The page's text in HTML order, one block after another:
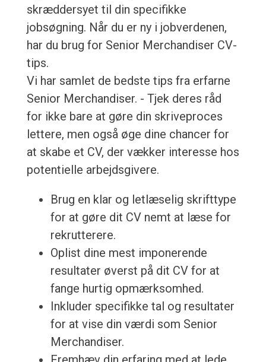
skræddersyet til din specifikke
jobsøgning. Når du er ny i jobverdenen,
har du brug for Senior Merchandiser CV-
tips.
Vi har samlet de bedste tips fra erfarne
Senior Merchandiser. - Tjek deres råd
for ikke bare at gøre din skriveproces
lettere, men også øge dine chancer for
at skabe et CV, der vækker interesse hos
potentielle arbejdsgivere.
Brug en klar og letlæselig skrifttype
for at gøre dit CV nemt at læse for
rekrutterere.
Oplist dine mest imponerende
resultater øverst på dit CV for at
fange hurtig opmærksomhed.
Inkluder specifikke tal og resultater
for at vise din værdi som Senior
Merchandiser.